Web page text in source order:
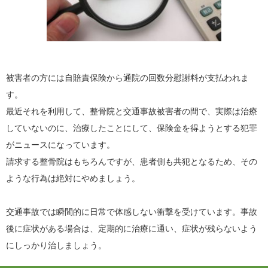
被害者の方には自賠責保険から通院の回数分慰謝料が支払われま
す。
最近それを利用して、整骨院と交通事故被害者の間で、実際は治療
していないのに、治療したことにして、保険金を得ようとする犯罪
がニュースになっています。
請求する整骨院はもちろんですが、患者側も共犯となるため、その
ような行為は絶対にやめましょう。
交通事故では瞬間的に日常で体感しない衝撃を受けています。事故
後に症状がある場合は、定期的に治療に通い、症状が残らないよう
にしっかり治しましょう。